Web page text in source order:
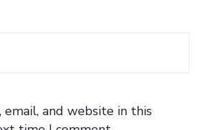
email, and website in this